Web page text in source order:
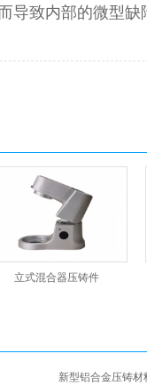
致内部的微型缺
立式混合器压铸件
新型铝合金压铸材